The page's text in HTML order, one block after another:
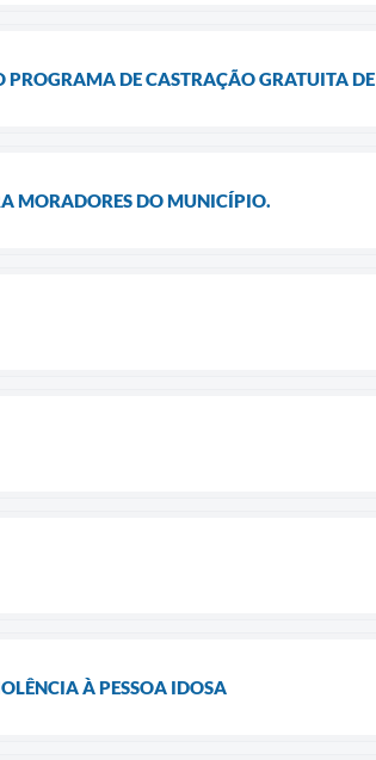
PROGRAMA DE CASTRAÇÃO GRATUITA DE
MORADORES DO MUNICÍPIO.
À PESSOA IDOSA